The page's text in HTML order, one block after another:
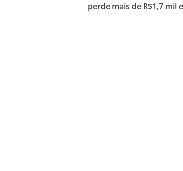
perde mais de R$1,7 mil